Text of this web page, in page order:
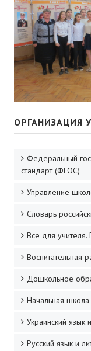
ОРГАНИЗАЦИЯ
Федеральный
стандарт (ФГОС)
Управление
Словарь
Все для учителя.
Воспитательная
Дошкольное
Начальная школа
Украинский язык
Русский язык и